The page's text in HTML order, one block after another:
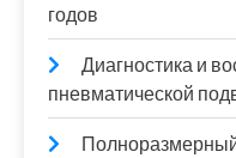
годов
Диагностика и
пневматической
Полноразмерный